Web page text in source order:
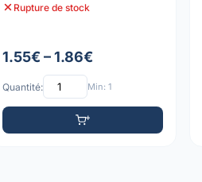
P Rupture de stock
1.55€ – 1.86€
Quantité: Min: 1